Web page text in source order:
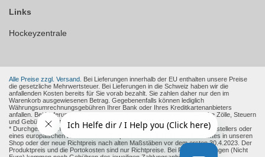
Links
Hockeyzentrale
Alle Preise zzgl. Versand. Bei Lieferungen innerhalb der EU enthalten unsere Preise
die gesetzliche Mehrwertsteuer. Bei Lieferungen in die Schweiz haben wir die
anfallenden Kosten bereits für Sie vorab bezahlt. Sie zahlen daher nur den im
Warenkorb ausgewiesenen Betrag. Gegebenenfalls können lediglich
Währungsumrechnungsgebühren Ihrer Bank oder Ihres Kreditkartenanbieters
anfallen. Bei Lieferungen in andere Nicht-EU-Länder können zusätzliche Zölle, Steuern
und Gebühren entstehen.
* Durchgestrichene Preise sind die empfohlenen Verkaufspreise des Herstellers oder
eines europäischen Händlers zum Zeitpunkt der Aufnahme des Produktes in unseren
Shop oder der neue Richtpreis nach alten Maßstäben vor dem ersten 30.4.2023. Der
Produktpreis und die Portokosten sind nur Richtpreise. Bei Fremdwährungen (Nicht